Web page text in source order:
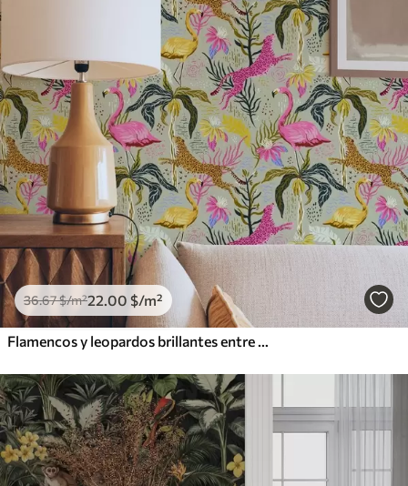
36.67$/m²22.00 $/m²
Flamencos y leopardos brillantes entre plantas tropicales